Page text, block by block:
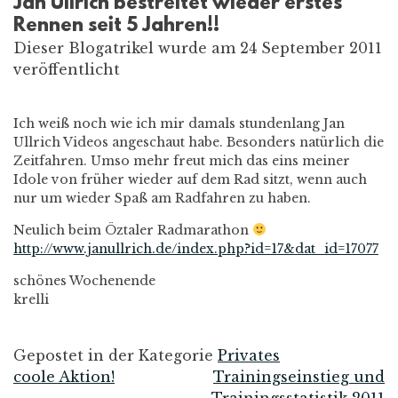
Rennen seit 5 Jahren!!
Dieser Blogatrikel wurde am 24 September 2011
veröffentlicht
Ich weiß noch wie ich mir damals stundenlang Jan
Ullrich Videos angeschaut habe. Besonders natürlich die
Zeitfahren. Umso mehr freut mich das eins meiner
Idole von früher wieder auf dem Rad sitzt, wenn auch
nur um wieder Spaß am Radfahren zu haben.
Neulich beim Öztaler Radmarathon
http://www.janullrich.de/index.php?id=17&dat_id=17077
schönes Wochenende
krelli
Gepostet in der Kategorie Privates
coole Aktion!
Trainingseinstieg und